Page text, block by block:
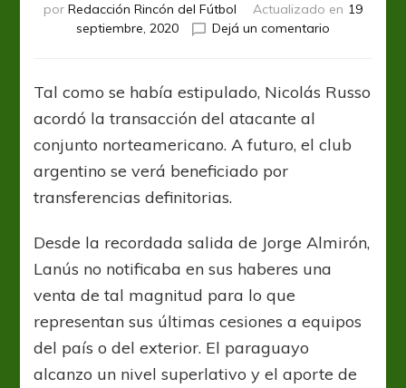
por Redacción Rincón del Fútbol Actualizado en 19
septiembre, 2020
Dejá un comentario
es
transferido
Atlanta
Tal como se había estipulado, Nicolás Russo
acordó la transacción del atacante al
conjunto norteamericano. A futuro, el club
argentino se verá beneficiado por
transferencias definitorias.
Desde la recordada salida de Jorge Almirón,
Lanús no notificaba en sus haberes una
venta de tal magnitud para lo que
representan sus últimas cesiones a equipos
del país o del exterior. El paraguayo
alcanzo un nivel superlativo y el aporte de